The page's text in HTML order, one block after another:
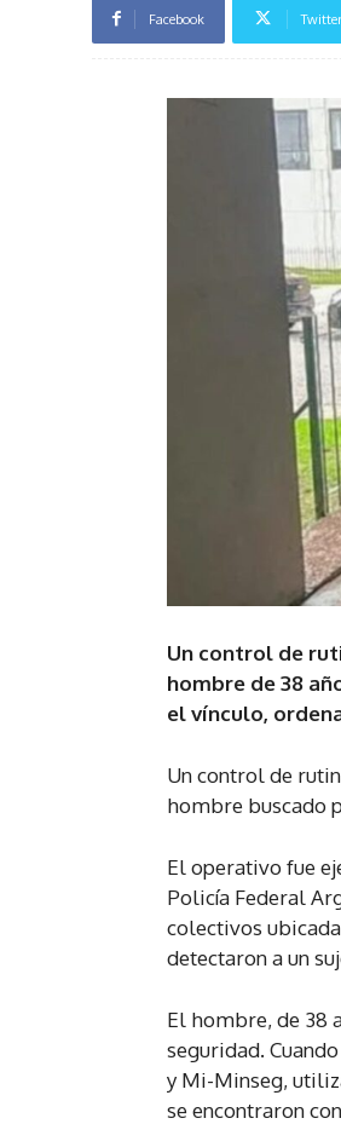
Facebook Twitter
Un control de
hombre de 38
el vínculo,
Un control de
hombre buscado
El operativo fue
Policía Federal
colectivos
detectaron a un
El hombre, de 38
seguridad.
y Mi-Minseg,
se encontraron